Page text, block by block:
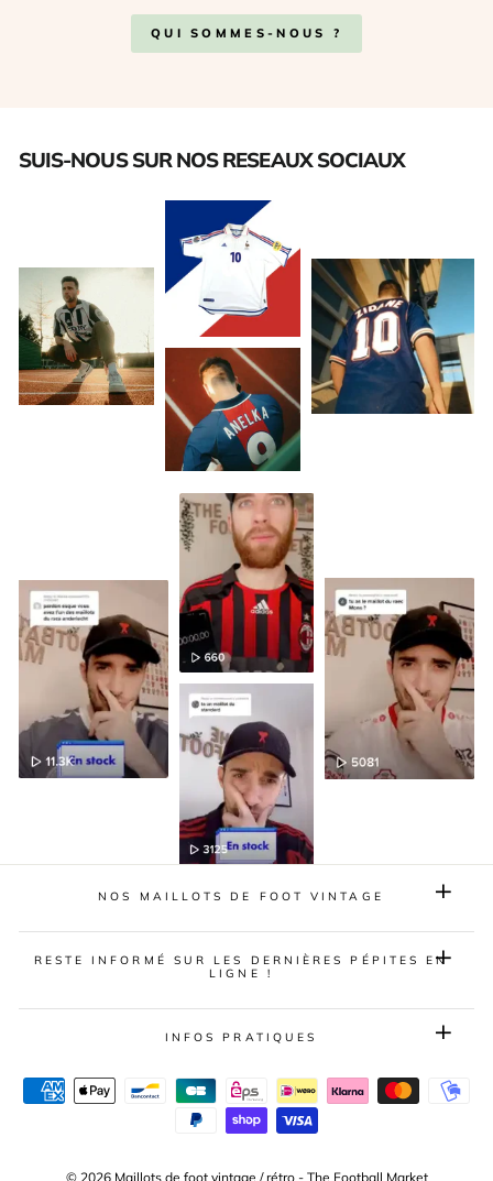
QUI SOMMES-NOUS ?
SUIS-NOUS SUR NOS RESEAUX SOCIAUX
NOS MAILLOTS DE FOOT VINTAGE
RESTE INFORMÉ SUR LES DERNIÈRES PÉPITES EN
LIGNE !
INFOS PRATIQUES
© 2026 Maillots de foot vintage / rétro - The Football Market